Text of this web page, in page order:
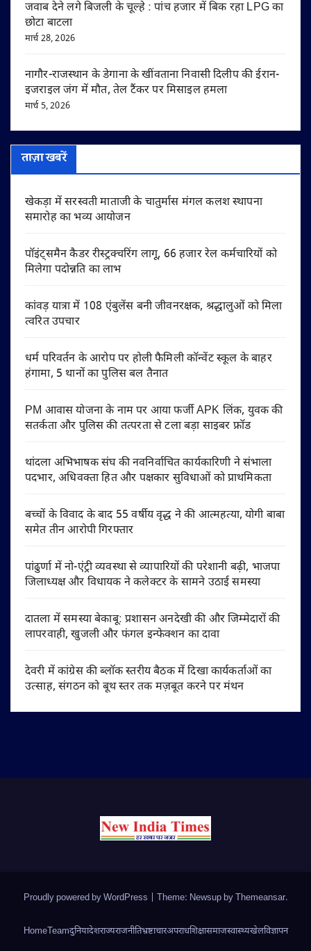
जवाब देने लगे बिजली के चूल्हे : पांच हजार में बिक रहा LPG का
छोटा बाटला
मार्च 28, 2026
नागौर-राजस्थान के डेगाना के खींवताना निवासी दिलीप की ईरान-
इजराइल जंग में मौत, तेल टैंकर पर मिसाइल हमला
मार्च 5, 2026
ताज़ा खबरें
खेकड़ा में सरस्वती माताजी के चातुर्मास मंगल कलश स्थापना
समारोह का भव्य आयोजन
पॉइंट्समैन कैडर रीस्ट्रक्चरिंग लागू, 66 हजार रेल कर्मचारियों को
मिलेगा पदोन्नति का लाभ
कांवड़ यात्रा में 108 एंबुलेंस बनी जीवनरक्षक, श्रद्धालुओं को मिला
त्वरित उपचार
धर्म परिवर्तन के आरोप पर होली फैमिली कॉन्वेंट स्कूल के बाहर
हंगामा, 5 थानों का पुलिस बल तैनात
PM आवास योजना के नाम पर आया फर्जी APK लिंक, युवक की
सतर्कता और पुलिस की तत्परता से टला बड़ा साइबर फ्रॉड
थांदला अभिभाषक संघ की नवनिर्वाचित कार्यकारिणी ने संभाला
पदभार, अधिवक्ता हित और पक्षकार सुविधाओं को प्राथमिकता
बच्चों के विवाद के बाद 55 वर्षीय वृद्ध ने की आत्महत्या, योगी बाबा
समेत तीन आरोपी गिरफ्तार
पांढुर्णा में नो-एंट्री व्यवस्था से व्यापारियों की परेशानी बढ़ी, भाजपा
जिलाध्यक्ष और विधायक ने कलेक्टर के सामने उठाई समस्या
दातला में समस्या बेकाबू: प्रशासन अनदेखी की और जिम्मेदारों की
लापरवाही, खुजली और फंगल इन्फेक्शन का दावा
देवरी में कांग्रेस की ब्लॉक स्तरीय बैठक में दिखा कार्यकर्ताओं का
उत्साह, संगठन को बूथ स्तर तक मज़बूत करने पर मंथन
Proudly powered by WordPress Theme: Newsup byThemeansar.
HomeTeamदुनियादेशराज्यराजनीतिभ्रष्टाचारअपराधशिक्षासमाजस्वास्थ्यखेलविज्ञापन